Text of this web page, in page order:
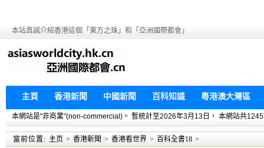
本站真誠介紹香港這個「東方之珠」和「亞洲國際都會」
主頁 香港新聞 中國新聞 百科知識 粵港澳大灣區
本網站是"非商業"(non-commercial)。 暫統計至2026年3月13日， 本網站共
當前位置: 主页 > 香港新聞 > 香港看世界 > 百科全書18 >